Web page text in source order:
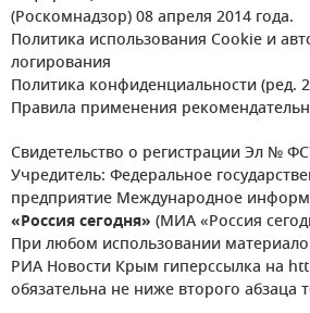
(Роскомнадзор) 08 апреля 2014 года.
Политика использования Cookie и
логирования
Политика конфиденциальности (ред.
Правила применения
Свидетельство о регистрации Эл №
Учредитель: Федеральное
предприятие Международное
«Россия сегодня» (МИА «Россия
При любом использовании
РИА Новости Крым гиперссылка на
обязательна не ниже второго абзаца